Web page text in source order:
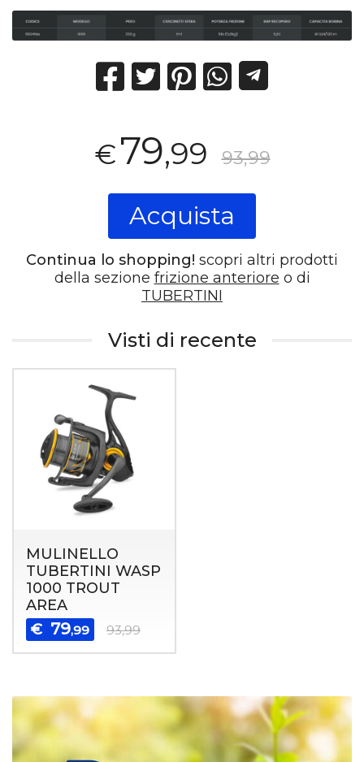
€79,99 93,99
Acquista
Continua lo shopping! scopri altri prodotti
della sezione frizione anteriore o di
TUBERTINI
Visti di recente
MULINELLO
TUBERTINI WASP
1000 TROUT
AREA
€ 79,99 93,99